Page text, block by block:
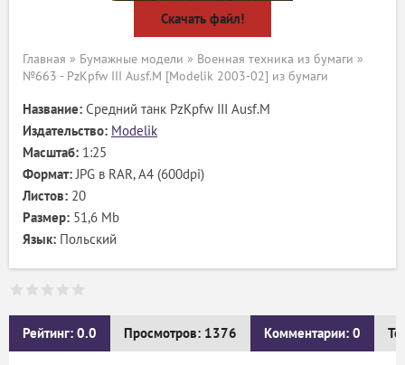
Скачать файл!
Главная » Бумажные модели » Военная техника из бумаги »
№663 - PzKpfw III Ausf.M [Modelik 2003-02] из бумаги
Название: Средний танк PzKpfw III Ausf.M
Издательство: Modelik
Масштаб: 1:25
Формат:JPG в RAR, А4 (600dpi)
Листов: 20
Размер: 51,6 Mb
Язык: Польский
Рейтинг: 0.0 Просмотров: 1376 Комментарии: 0